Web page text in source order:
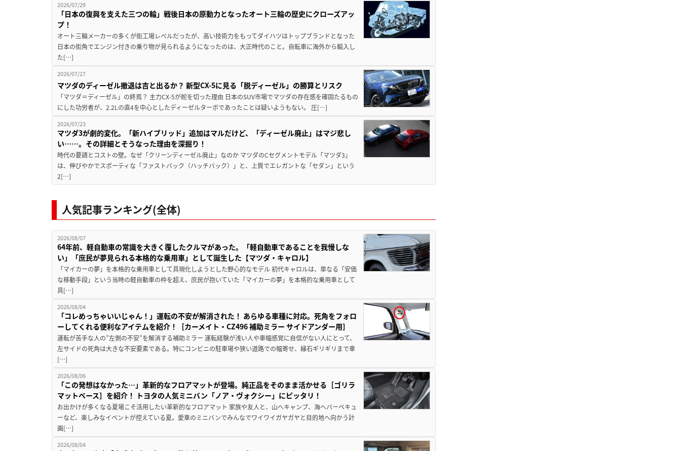
2026/07/29
「日本の復興を支えた三つの輪」戦後日本の原動力となったオート三輪の歴史にクローズアッ
プ！
オート三輪メーカーの多くが街工場レベルだったが、高い技術力をもってダイハツはトップブランドとなった
日本の街角でエンジン付きの乗り物が見られるようになったのは、大正時代のこと。自転車に海外から輸入し
た[…]
2026/07/27
マツダのディーゼル撤退は吉と出るか？ 新型CX-5に見る「脱ディーゼル」の勝算とリスク
「マツダ＝ディーゼル」の終焉？ 主力CX-5が舵を切った理由 日本のSUV市場でマツダの存在感を確固たるもの
にした功労者が、2.2Lの直4を中心としたディーゼルターボであったことは疑いようもない。 圧[…]
2026/07/23
マツダ3が劇的変化。「新ハイブリッド」追加はマルだけど、「ディーゼル廃止」はマジ悲し
い……。その詳細とそうなった理由を深掘り！
時代の要請とコストの壁。なぜ「クリーンディーゼル廃止」なのか マツダのCセグメントモデル「マツダ3」
は、伸びやかでスポーティな「ファストバック（ハッチバック）」と、上質でエレガントな「セダン」という
2[…]
人気記事ランキング(全体)
2026/08/07
64年前、軽自動車の常識を大きく覆したクルマがあった。「軽自動車であることを我慢しな
い」「庶民が夢見られる本格的な乗用車」として誕生した【マツダ・キャロル】
「マイカーの夢」を本格的な乗用車として具現化しようとした野心的なモデル 初代キャロルは、単なる「安価
な移動手段」という当時の軽自動車の枠を超え、庶民が抱いていた「マイカーの夢」を本格的な乗用車として
具[…]
2026/08/04
「コレめっちゃいいじゃん！」運転の不安が解消された！ あらゆる車種に対応。死角をフォロ
ーしてくれる便利なアイテムを紹介！［カーメイト・CZ496 補助ミラー サイドアンダー用］
運転が苦手な人の”左側の不安”を解消する補助ミラー 運転経験が浅い人や車幅感覚に自信がない人にとって、
左サイドの死角は大きな不安要素である。特にコンビニの駐車場や狭い道路での幅寄せ、縁石ギリギリまで車
[…]
2026/08/06
「この発想はなかった…」革新的なフロアマットが登場。純正品をそのまま活かせる［ゴリラ
マットベース］を紹介！ トヨタの人気ミニバン「ノア・ヴォクシー」にピッタリ！
お出かけが多くなる夏場こそ活用したい革新的なフロアマット 家族や友人と、山へキャンプ、海へバーベキュ
ーなど、楽しみなイベントが控えている夏。愛車のミニバンでみんなでワイワイガヤガヤと目的地へ向かう計
画[…]
2026/08/04